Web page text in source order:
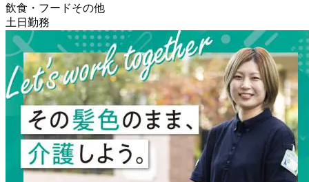
飲食・フードその他
土日勤務